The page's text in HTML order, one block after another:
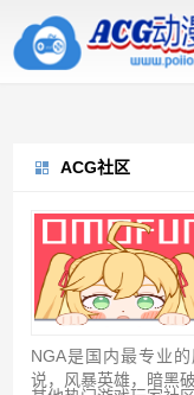
ACG社区
NGA是国内最专业
说，风暴英雄，暗黑